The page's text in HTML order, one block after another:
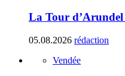
La Tour d’Arundel
05.08.2026 rédaction
Vendée